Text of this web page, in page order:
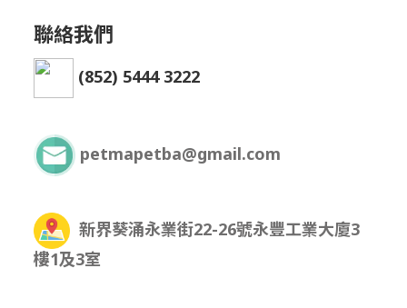
聯絡我們
(852) 5444 3222
petmapetba@gmail.com
新界葵涌永業街22-26號永豐工業大廈3
樓1及3室